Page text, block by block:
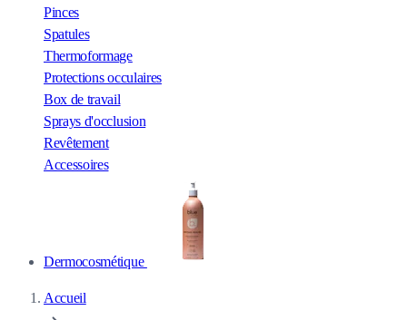
Pinces
Spatules
Thermoformage
Protections occulaires
Box de travail
Sprays d'occlusion
Revêtement
Accessoires
Dermocosmétique
Accueil